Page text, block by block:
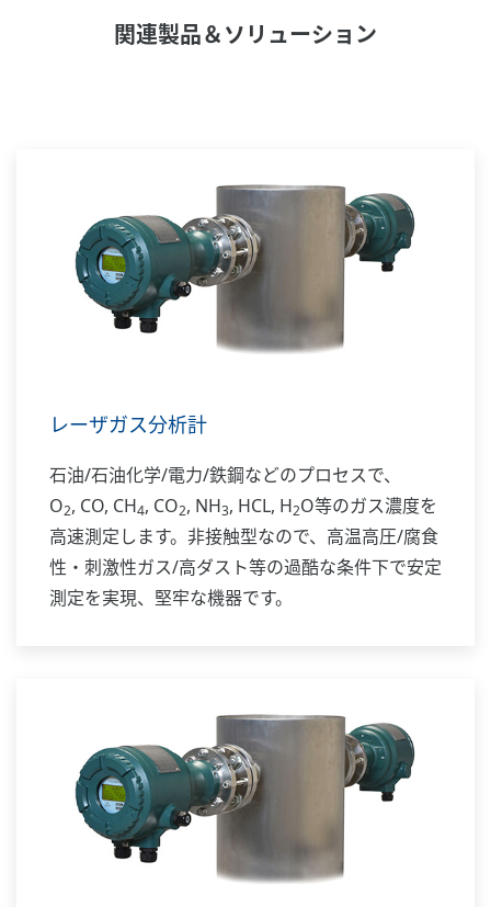
関連製品＆ソリューション
レーザガス分析計
石油/石油化学/電力/鉄鋼などのプロセスで、
O2, CO, CH4, CO2, NH3, HCL, H2O等のガス濃度を
高速測定します。非接触型なので、高温高圧/腐食
性・刺激性ガス/高ダスト等の過酷な条件下で安定
測定を実現、堅牢な機器です。